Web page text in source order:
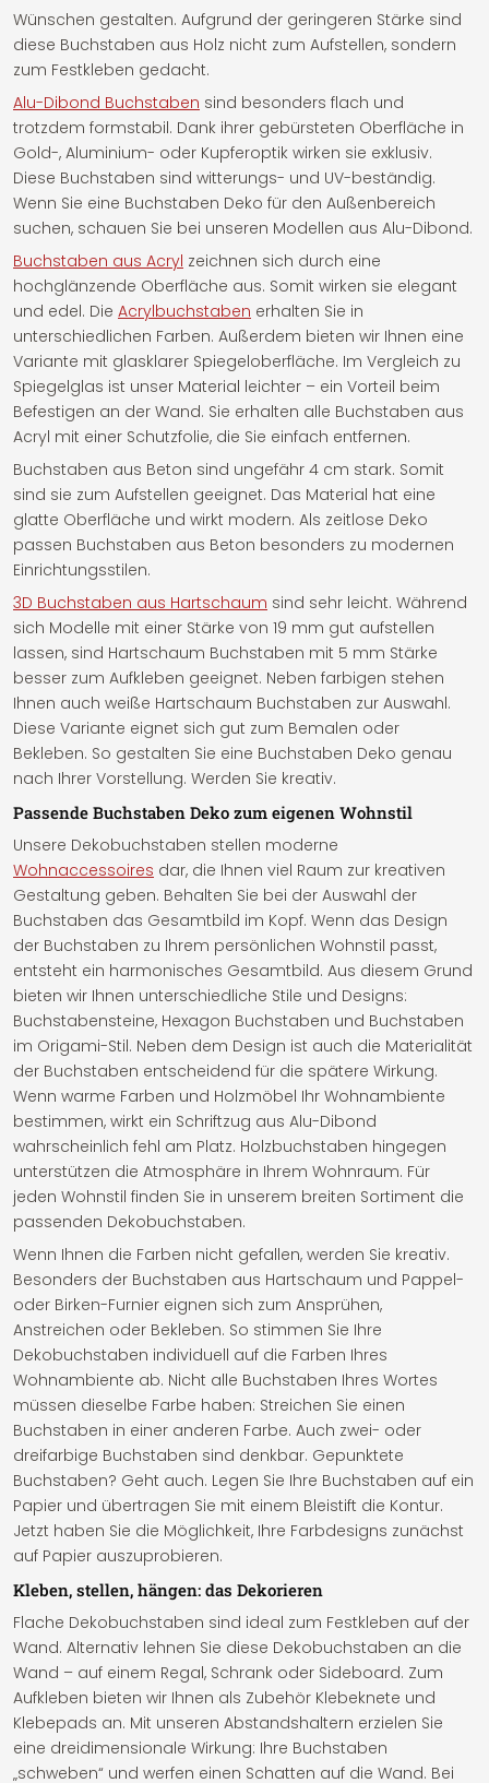
Wünschen gestalten. Aufgrund der geringeren Stärke sind
diese Buchstaben aus Holz nicht zum Aufstellen, sondern
zum Festkleben gedacht.
Alu-Dibond Buchstaben sind besonders flach und
trotzdem formstabil. Dank ihrer gebürsteten Oberfläche in
Gold-, Aluminium- oder Kupferoptik wirken sie exklusiv.
Diese Buchstaben sind witterungs- und UV-beständig.
Wenn Sie eine Buchstaben Deko für den Außenbereich
suchen, schauen Sie bei unseren Modellen aus Alu-Dibond.
Buchstaben aus Acryl zeichnen sich durch eine
hochglänzende Oberfläche aus. Somit wirken sie elegant
und edel. Die Acrylbuchstaben erhalten Sie in
unterschiedlichen Farben. Außerdem bieten wir Ihnen eine
Variante mit glasklarer Spiegeloberfläche. Im Vergleich zu
Spiegelglas ist unser Material leichter – ein Vorteil beim
Befestigen an der Wand. Sie erhalten alle Buchstaben aus
Acryl mit einer Schutzfolie, die Sie einfach entfernen.
Buchstaben aus Beton sind ungefähr 4 cm stark. Somit
sind sie zum Aufstellen geeignet. Das Material hat eine
glatte Oberfläche und wirkt modern. Als zeitlose Deko
passen Buchstaben aus Beton besonders zu modernen
Einrichtungsstilen.
3D Buchstaben aus Hartschaum sind sehr leicht. Während
sich Modelle mit einer Stärke von 19 mm gut aufstellen
lassen, sind Hartschaum Buchstaben mit 5 mm Stärke
besser zum Aufkleben geeignet. Neben farbigen stehen
Ihnen auch weiße Hartschaum Buchstaben zur Auswahl.
Diese Variante eignet sich gut zum Bemalen oder
Bekleben. So gestalten Sie eine Buchstaben Deko genau
nach Ihrer Vorstellung. Werden Sie kreativ.
Passende Buchstaben Deko zum eigenen Wohnstil
Unsere Dekobuchstaben stellen moderne
Wohnaccessoires dar, die Ihnen viel Raum zur kreativen
Gestaltung geben. Behalten Sie bei der Auswahl der
Buchstaben das Gesamtbild im Kopf. Wenn das Design
der Buchstaben zu Ihrem persönlichen Wohnstil passt,
entsteht ein harmonisches Gesamtbild. Aus diesem Grund
bieten wir Ihnen unterschiedliche Stile und Designs:
Buchstabensteine, Hexagon Buchstaben und Buchstaben
im Origami-Stil. Neben dem Design ist auch die Materialität
der Buchstaben entscheidend für die spätere Wirkung.
Wenn warme Farben und Holzmöbel Ihr Wohnambiente
bestimmen, wirkt ein Schriftzug aus Alu-Dibond
wahrscheinlich fehl am Platz. Holzbuchstaben hingegen
unterstützen die Atmosphäre in Ihrem Wohnraum. Für
jeden Wohnstil finden Sie in unserem breiten Sortiment die
passenden Dekobuchstaben.
Wenn Ihnen die Farben nicht gefallen, werden Sie kreativ.
Besonders der Buchstaben aus Hartschaum und Pappel-
oder Birken-Furnier eignen sich zum Ansprühen,
Anstreichen oder Bekleben. So stimmen Sie Ihre
Dekobuchstaben individuell auf die Farben Ihres
Wohnambiente ab. Nicht alle Buchstaben Ihres Wortes
müssen dieselbe Farbe haben: Streichen Sie einen
Buchstaben in einer anderen Farbe. Auch zwei- oder
dreifarbige Buchstaben sind denkbar. Gepunktete
Buchstaben? Geht auch. Legen Sie Ihre Buchstaben auf ein
Papier und übertragen Sie mit einem Bleistift die Kontur.
Jetzt haben Sie die Möglichkeit, Ihre Farbdesigns zunächst
auf Papier auszuprobieren.
Kleben, stellen, hängen: das Dekorieren
Flache Dekobuchstaben sind ideal zum Festkleben auf der
Wand. Alternativ lehnen Sie diese Dekobuchstaben an die
Wand – auf einem Regal, Schrank oder Sideboard. Zum
Aufkleben bieten wir Ihnen als Zubehör Klebeknete und
Klebepads an. Mit unseren Abstandshaltern erzielen Sie
eine dreidimensionale Wirkung: Ihre Buchstaben
„schweben“ und werfen einen Schatten auf die Wand. Bei